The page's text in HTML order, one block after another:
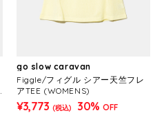
go slow caravan
Figgle/フィグル シアー天竺フレ
アTEE (WOMENS)
¥3,773 (税込) 30% OFF